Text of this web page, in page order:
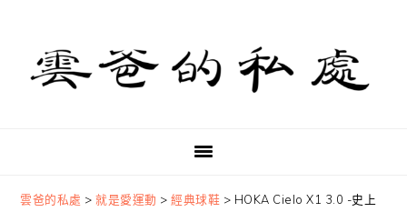
primary
navigation
content
primary
sidebar
雲爸的私處 >就是愛運動 >經典球鞋 > HOKA Cielo X1 3.0 -史上